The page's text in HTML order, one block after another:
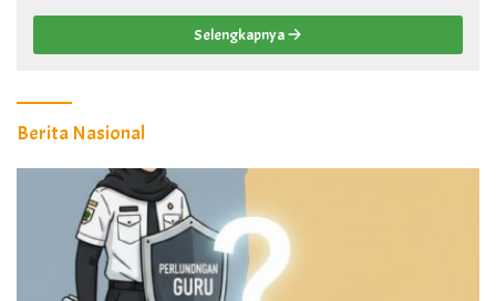
Selengkapnya
Berita Nasional